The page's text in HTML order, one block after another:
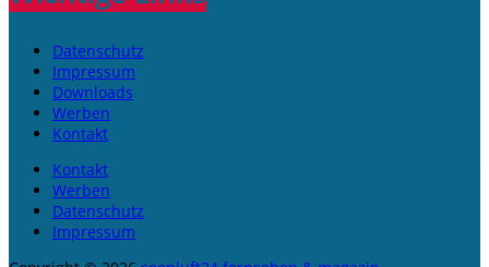
Datenschutz
Impressum
Downloads
Werben
Kontakt
Kontakt
Werben
Datenschutz
Impressum